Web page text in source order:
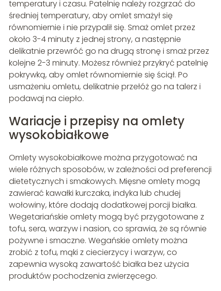
temperatury i czasu. Patelnię należy rozgrzać do
średniej temperatury, aby omlet smażył się
równomiernie i nie przypalił się. Smaż omlet przez
około 3-4 minuty z jednej strony, a następnie
delikatnie przewróć go na drugą stronę i smaż przez
kolejne 2-3 minuty. Możesz również przykryć patelnię
pokrywką, aby omlet równomiernie się ściął. Po
usmażeniu omletu, delikatnie przełóż go na talerz i
podawaj na ciepło.
Wariacje i przepisy na omlety
wysokobiałkowe
Omlety wysokobiałkowe można przygotować na
wiele różnych sposobów, w zależności od preferencji
dietetycznych i smakowych. Mięsne omlety mogą
zawierać kawałki kurczaka, indyka lub chudej
wołowiny, które dodają dodatkowej porcji białka.
Wegetariańskie omlety mogą być przygotowane z
tofu, sera, warzyw i nasion, co sprawia, że są równie
pożywne i smaczne. Wegańskie omlety można
zrobić z tofu, mąki z ciecierzycy i warzyw, co
zapewnia wysoką zawartość białka bez użycia
produktów pochodzenia zwierzęcego.